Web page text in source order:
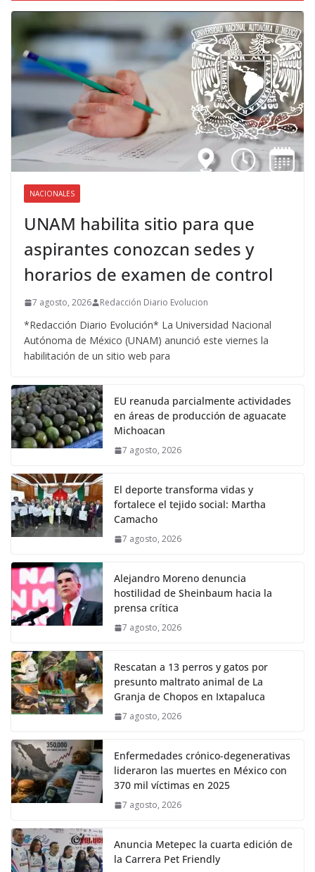
NACIONALES
UNAM habilita sitio para que
aspirantes conozcan sedes y
horarios de examen de control
7 agosto, 2026 Redacción Diario Evolucion
*Redacción Diario Evolución* La Universidad Nacional
Autónoma de México (UNAM) anunció este viernes la
habilitación de un sitio web para
EU reanuda parcialmente actividades
en áreas de producción de aguacate
Michoacan
7 agosto, 2026
El deporte transforma vidas y
fortalece el tejido social: Martha
Camacho
7 agosto, 2026
Alejandro Moreno denuncia
hostilidad de Sheinbaum hacia la
prensa crítica
7 agosto, 2026
Rescatan a 13 perros y gatos por
presunto maltrato animal de La
Granja de Chopos en Ixtapaluca
7 agosto, 2026
Enfermedades crónico-degenerativas
lideraron las muertes en México con
370 mil víctimas en 2025
7 agosto, 2026
Anuncia Metepec la cuarta edición de
la Carrera Pet Friendly